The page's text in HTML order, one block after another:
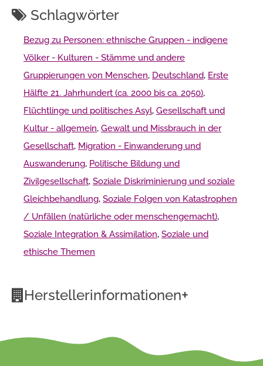
Schlagwörter
Bezug zu Personen: ethnische Gruppen - indigene
Völker - Kulturen - Stämme und andere
Gruppierungen von Menschen, Deutschland, Erste
Hälfte 21. Jahrhundert (ca. 2000 bis ca. 2050),
Flüchtlinge und politisches Asyl, Gesellschaft und
Kultur - allgemein, Gewalt und Missbrauch in der
Gesellschaft, Migration - Einwanderung und
Auswanderung, Politische Bildung und
Zivilgesellschaft, Soziale Diskriminierung und soziale
Gleichbehandlung, Soziale Folgen von Katastrophen
/ Unfällen (natürliche oder menschengemacht),
Soziale Integration & Assimilation, Soziale und
ethische Themen
Herstellerinformationen+